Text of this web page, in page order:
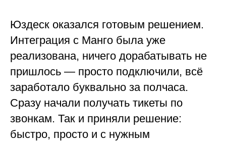
Юздеск оказался готовым решением.
Интеграция с Манго была уже
реализована, ничего дорабатывать не
пришлось — просто подключили, всё
заработало буквально за полчаса.
Сразу начали получать тикеты по
звонкам. Так и приняли решение:
быстро, просто и с нужным